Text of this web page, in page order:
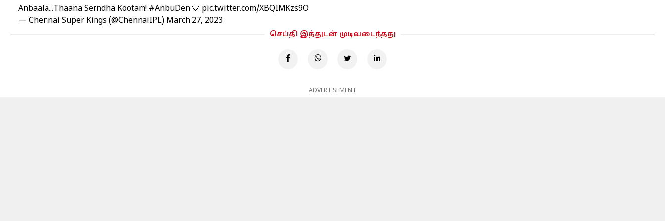
Anbaala...Thaana Serndha Kootam! #AnbuDen 💛 pic.twitter.com/XBQIMKzs9O
— Chennai Super Kings (@ChennaiIPL) March 27, 2023
செய்தி இத்துடன் முடிவடைந்தது
ADVERTISEMENT